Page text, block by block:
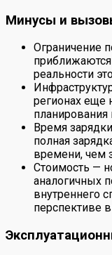
Минусы и
Ограничение
реальности
регионах еще
Время
полная
времени, чем
Стоимость —
аналогичных
внутреннего
перспективе